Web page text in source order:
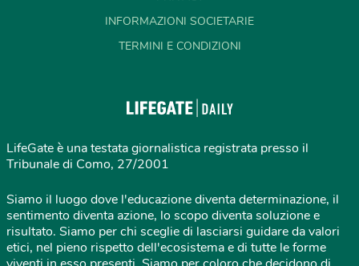
INFORMAZIONI SOCIETARIE
TERMINI E CONDIZIONI
LifeGate è una testata giornalistica registrata presso il
Tribunale di Como, 27/2001
Siamo il luogo dove l'educazione diventa determinazione, il
sentimento diventa azione, lo scopo diventa soluzione e
risultato. Siamo per chi sceglie di lasciarsi guidare da valori
etici, nel pieno rispetto dell'ecosistema e di tutte le forme